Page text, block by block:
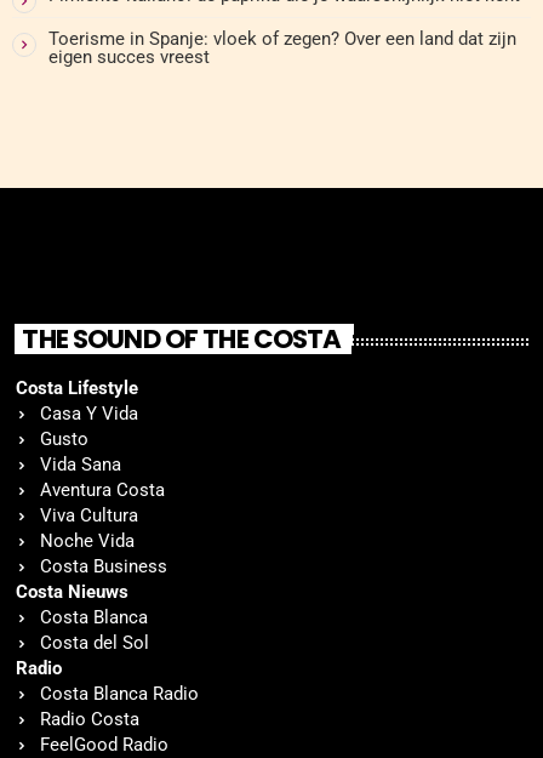
Toerisme in Spanje: vloek of zegen? Over een land dat zijn
eigen succes vreest
THE SOUND OF THE COSTA
Costa Lifestyle
Casa Y Vida
Gusto
Vida Sana
Aventura Costa
Viva Cultura
Noche Vida
Costa Business
Costa Nieuws
Costa Blanca
Costa del Sol
Radio
Costa Blanca Radio
Radio Costa
FeelGood Radio